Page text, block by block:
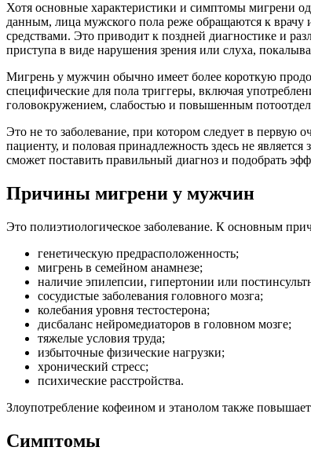
Хотя основные характеристики и симптомы мигрени
данным, лица мужского пола реже обращаются к врачу
средствами. Это приводит к поздней диагностике и
приступа в виде нарушения зрения или слуха,
Мигрень у мужчин обычно имеет более короткую
специфические для пола триггеры, включая
головокружением, слабостью и повышенным
Это не то заболевание, при котором следует в первую
пациенту, и половая принадлежность здесь не
сможет поставить правильный диагноз и подобрать
Причины мигрени у мужчин
Это полиэтиологическое заболевание. К основным
генетическую предрасположенность;
мигрень в семейном анамнезе;
наличие эпилепсии, гипертонии или
сосудистые заболевания головного мозга;
колебания уровня тестостерона;
дисбаланс нейромедиаторов в головном мозге;
тяжелые условия труда;
избыточные физические нагрузки;
хронический стресс;
психические расстройства.
Злоупотребление кофеином и этанолом также
Симптомы